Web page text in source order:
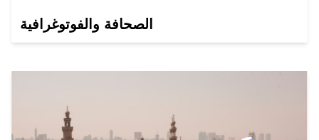
الصحافة والفوتوغرافية